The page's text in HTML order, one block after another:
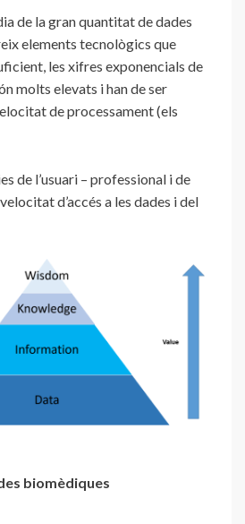
de la gran quantitat de dades
elements tecnològics que
les xifres exponencials de
molts elevats i han de ser
de processament (els
de l’usuari – professional i de
d’accés a les dades i del
biomèdiques